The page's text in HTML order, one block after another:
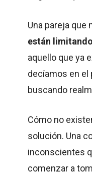
Una pareja
están
aquello que ya
decíamos en el
buscando
Cómo no
solución. Una
inconscientes
comenzar a